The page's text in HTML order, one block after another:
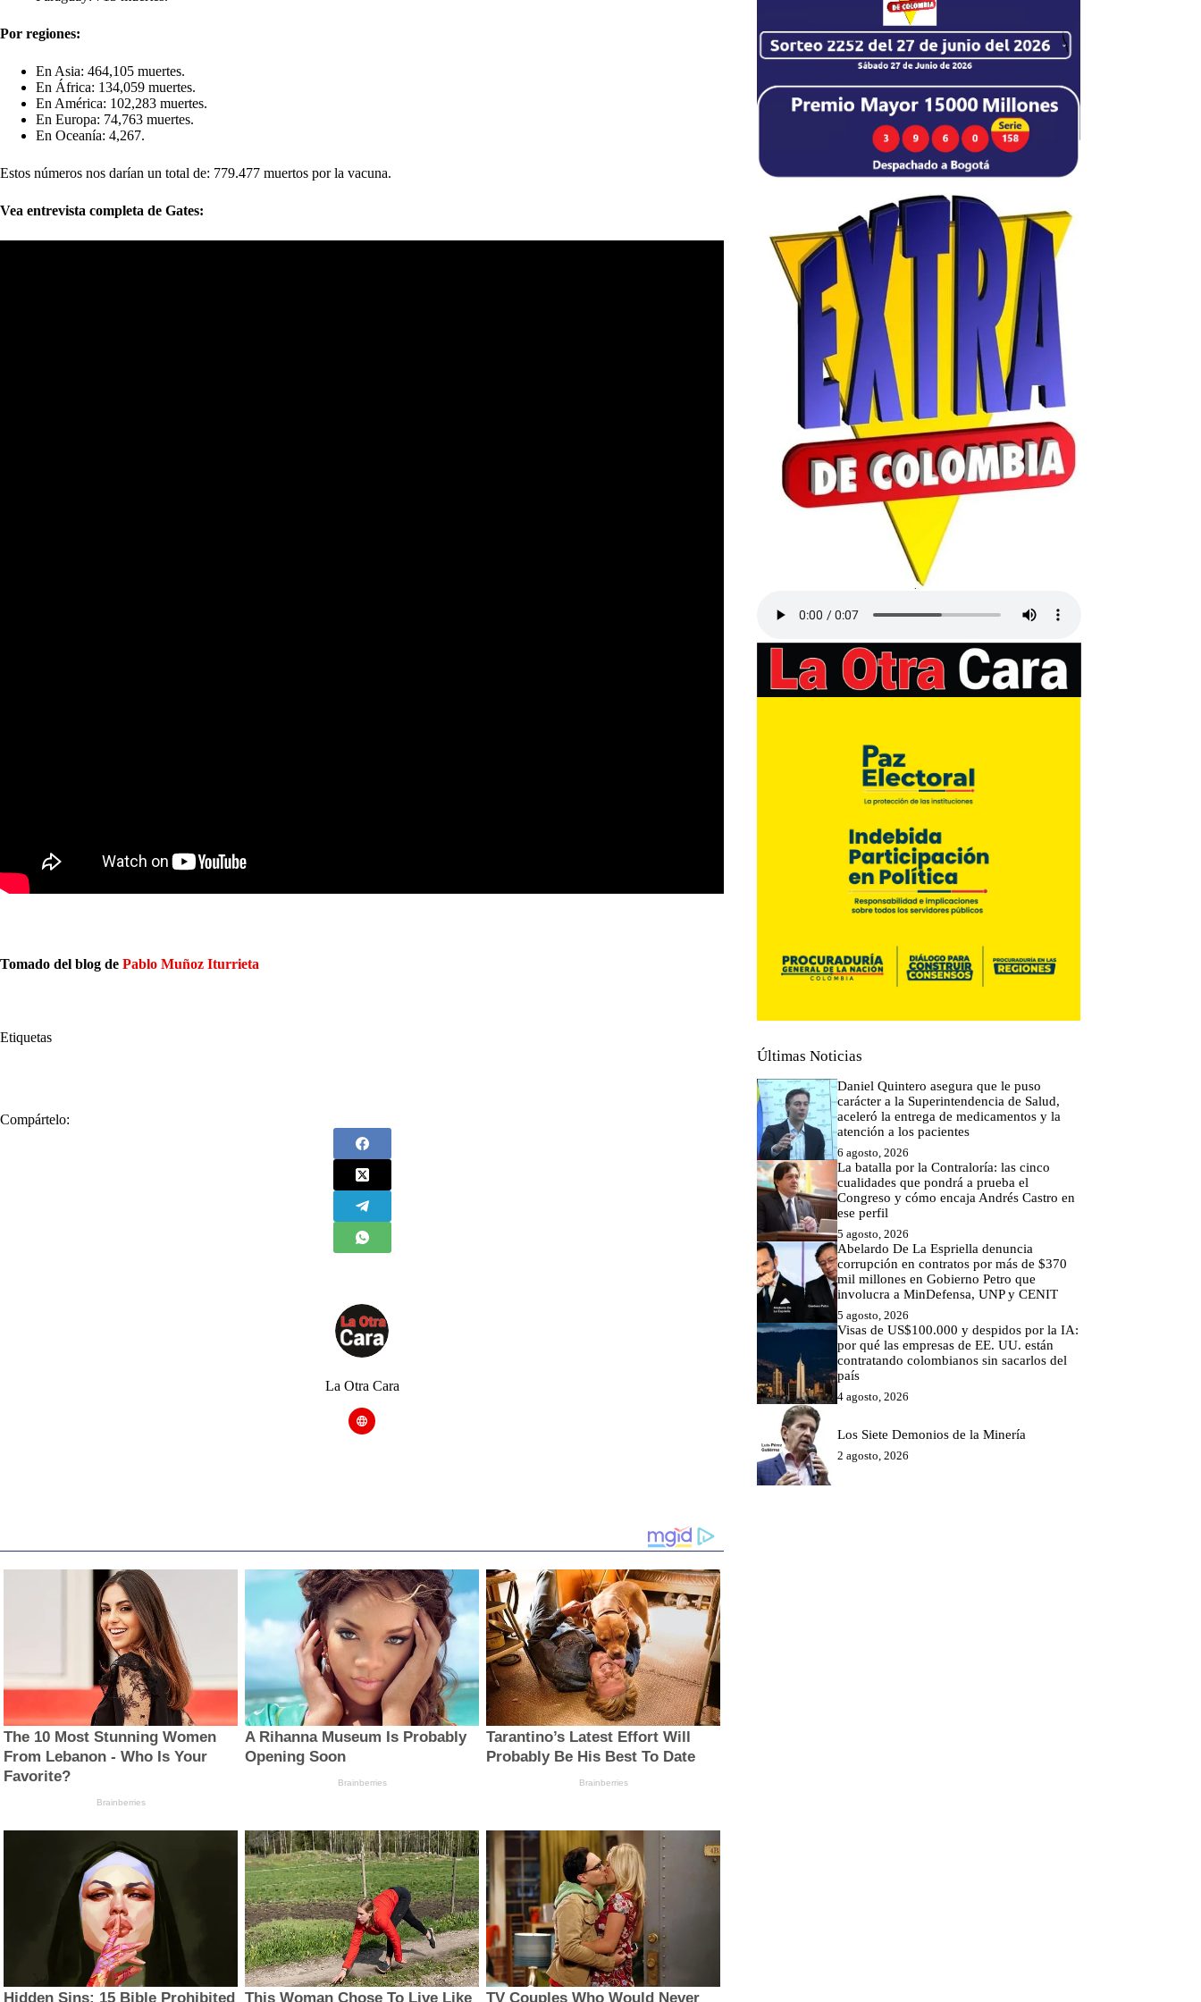
Por regiones:
En Asia: 464,105 muertes.
En África: 134,059 muertes.
En América: 102,283 muertes.
En Europa: 74,763 muertes.
En Oceanía: 4,267.
Estos números nos darían un total de: 779.477 muertos por la vacuna.
Vea entrevista completa de Gates:
Tomado del blog de Pablo Muñoz Iturrieta
Etiquetas
Compártelo:
La Otra Cara
Últimas Noticias
Daniel Quintero asegura que le puso
carácter a la Superintendencia de Salud,
aceleró la entrega de medicamentos y la
atención a los pacientes
6 agosto, 2026
La batalla por la Contraloría: las cinco
cualidades que pondrá a prueba el
Congreso y cómo encaja Andrés Castro en
ese perfil
5 agosto, 2026
Abelardo De La Espriella denuncia
corrupción en contratos por más de $370
mil millones en Gobierno Petro que
involucra a MinDefensa, UNP y CENIT
5 agosto, 2026
Visas de US$100.000 y despidos por la IA:
por qué las empresas de EE. UU. están
contratando colombianos sin sacarlos del
país
4 agosto, 2026
Los Siete Demonios de la Minería
2 agosto, 2026